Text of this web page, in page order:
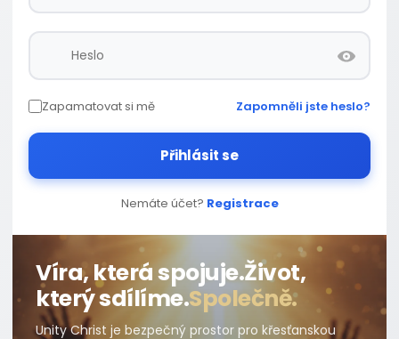
Zapamatovat si mě Zapomněli jste heslo?
Přihlásit se
Nemáte účet? Registrace
Víra, která spojuje.Život,
který sdílíme.Společně.
Unity Christ je bezpečný prostor pro křesťanskou